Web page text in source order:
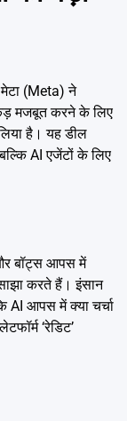
(Meta) ने
मजबूत करने के लिए
है। यह डील
AI एजेंटों के लिए
बॉट्स आपस में
करते हैं। इंसान
AI आपस में क्या चर्चा
‘रेडिट’